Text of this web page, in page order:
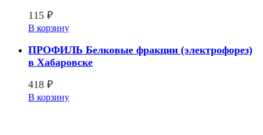
115 ₽
В корзину
ПРОФИЛЬ Белковые фракции (электрофорез)
в Хабаровске
418 ₽
В корзину